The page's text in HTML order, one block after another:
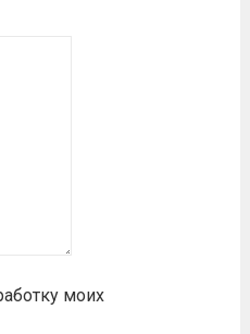
моих